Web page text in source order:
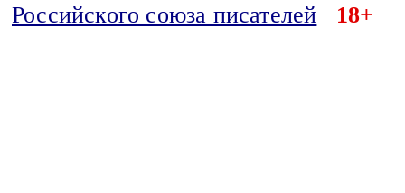
Российского союза писателей
18+